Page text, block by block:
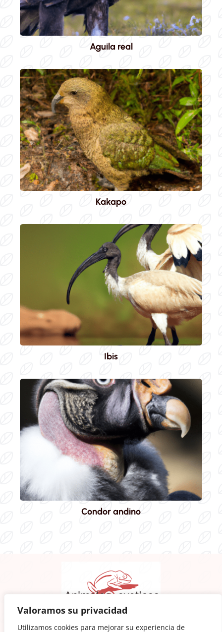
Valoramos su privacidad
Utilizamos cookies para mejorar su experiencia de
Aguila real
Kakapo
Ibis
Condor andino
Animalesexoticos.wiki es un web para amantes de la